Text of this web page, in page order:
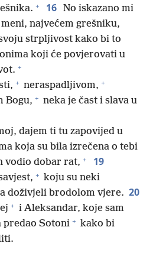
+ 16 No iskazano mi
najvećem grešniku,
strpljivost kako bi to
koji će povjerovati u
+
+ neraspadljivom, +
Bogu, + neka je čast i slava u
dajem ti tu zapovijed u
koja su bila izrečena o tebi
vodio dobar rat, + 19
+ koju su neki
doživjeli brodolom vjere. 20
+ i Aleksandar, koje sam
predao Sotoni + kako bi